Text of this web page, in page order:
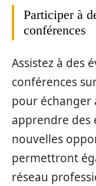
Participer à
conférences
Assistez à des
conférences
pour échanger
apprendre des
nouvelles
permettront
réseau